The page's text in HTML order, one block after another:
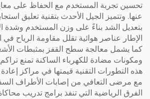
تحسين تجربة المستخدم مع الحفاظ على
عنها. وتتميز الجيل الأحدث بتقنية تعليق
بتعديل الشد بناءً على وزن المستخدم وشدة
الإطار عناصر هوائية تقلل مقاومة الرياح في
كما يشمل معالجة سطح القفز بمثبطات
ومكونات مضادة للكهرباء الساكنة تمنع تراكم
هذه التطورات التقنية قيمتها في مراكز
مع مرضى التعافي من إصابات الأطراف
الفرق الرياضية التي تنفذ برامج تدريب